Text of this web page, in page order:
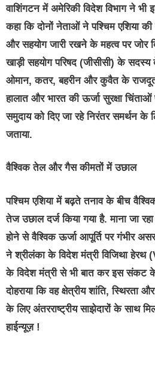
वाशिंगटन में अमेरिकी विदेश विभाग ने भी
कहा कि दोनों नेताओं ने पश्चिम एशिया की
और सहयोग जारी रखने के महत्व पर जोर
खाड़ी सहयोग परिषद (जीसीसी) के
ओमान, कतर, बहरीन और कुवैत के
हालात और भारत की ऊर्जा सुरक्षा चिंताओं
समुदाय को दिए जा रहे निरंतर समर्थन के
जताया.
वैश्विक तेल और गैस कीमतों में उछाल
पश्चिम एशिया में बढ़ते तनाव के बीच
तेज उछाल दर्ज किया गया है. माना जा
होने से वैश्विक ऊर्जा आपूर्ति पर गंभीर
ने श्रीलंका के विदेश मंत्री विजिथा
के विदेश मंत्री से भी बात कर इस संकट के
दोहराया कि वह क्षेत्रीय शांति, स्थिरता
के लिए अंतरराष्ट्रीय साझेदारों के साथ
हाईन्यूज़ !